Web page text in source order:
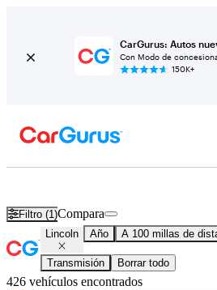
CarGurus: Autos
Con Modo de
150K+
Filtro (1)Compara
Lincoln Año A 100 millas de
Transmisión Borrar todo
426 vehículos encontrados